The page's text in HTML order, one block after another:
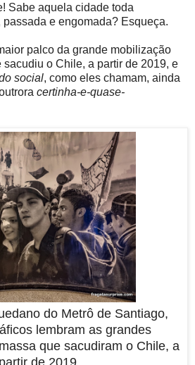
Sabe aquela cidade toda
e engomada? Esqueça.
palco da grande mobilização
o Chile, a partir de 2019, e
social, como eles chamam, ainda
certinha-e-quase-
do Metrô de Santiago,
lembram as grandes
que sacudiram o Chile, a
partir de 2019